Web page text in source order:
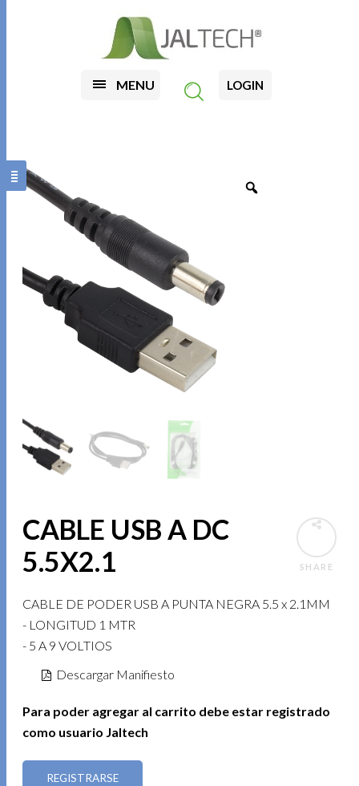
MENU LOGIN
SHARE
CABLE USB A DC
5.5X2.1
CABLE DE PODER USB A PUNTA NEGRA 5.5 x 2.1MM
- LONGITUD 1 MTR
- 5 A 9 VOLTIOS
Descargar Manifiesto
Para poder agregar al carrito debe estar registrado
como usuario Jaltech
REGISTRARSE